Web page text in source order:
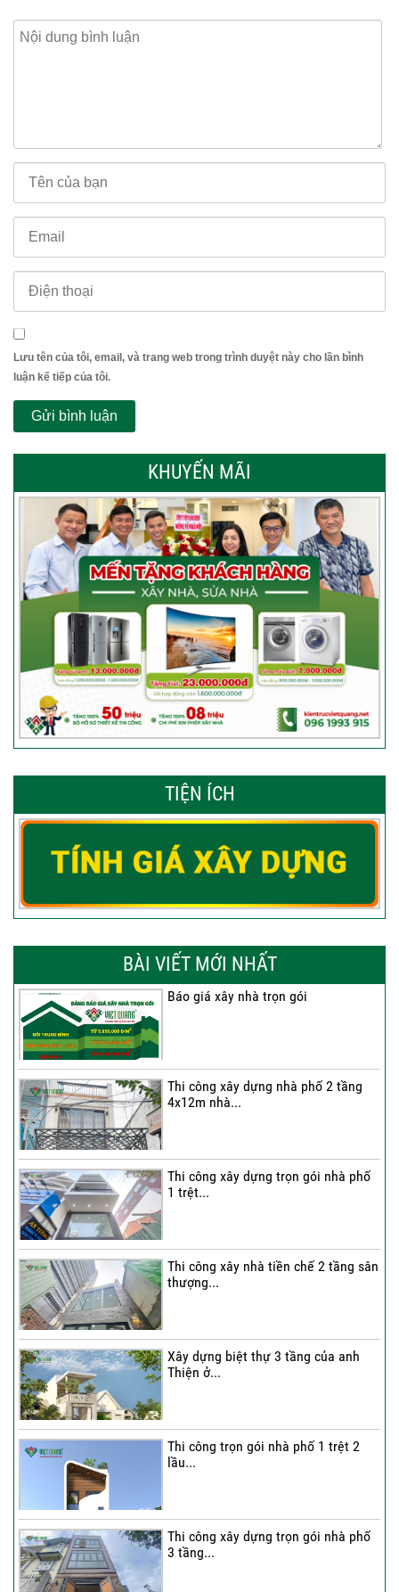
Lưu tên của tôi, email, và trang web trong trình duyệt này cho lần bình
luận kế tiếp của tôi.
KHUYẾN MÃI
TIỆN ÍCH
BÀI VIẾT MỚI NHẤT
Báo giá xây nhà trọn gói
Thi công xây dựng nhà phố 2 tầng
4x12m nhà...
Thi công xây dựng trọn gói nhà phố
1 trệt...
Thi công xây nhà tiền chế 2 tầng sân
thượng...
Xây dựng biệt thự 3 tầng của anh
Thiện ở...
Thi công trọn gói nhà phố 1 trệt 2
lầu...
Thi công xây dựng trọn gói nhà phố
3 tầng...